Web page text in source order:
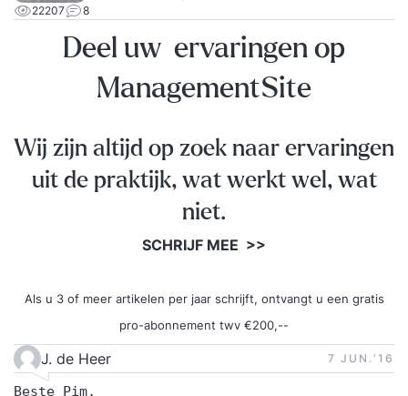
30 per medewerker (excl. btw). Een opvolgsessie
met opdrachtgever en/of het desbetreffende
team kost € 990 per sessie (excl. btw).
22207 8
Deel uw ervaringen op
ManagementSite
Wij zijn altijd op zoek naar ervaringen
uit de praktijk, wat werkt wel, wat
niet.
SCHRIJF MEE >>
Als u 3 of meer artikelen per jaar schrijft, ontvangt u een gratis
pro-abonnement twv €200,--
J. de Heer 7 JUN.‘16
Beste Pim,